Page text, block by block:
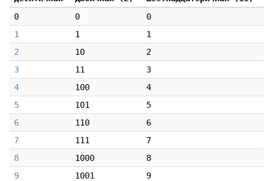
0
0
0
1
1
1
2
10
2
3
11
3
4
100
4
5
101
5
6
110
6
7
111
7
8
1000
8
9
1001
9